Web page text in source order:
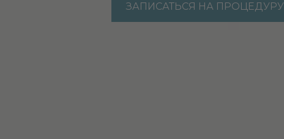
ЗАПИСАТЬСЯ НА ПРОЦЕДУРУ